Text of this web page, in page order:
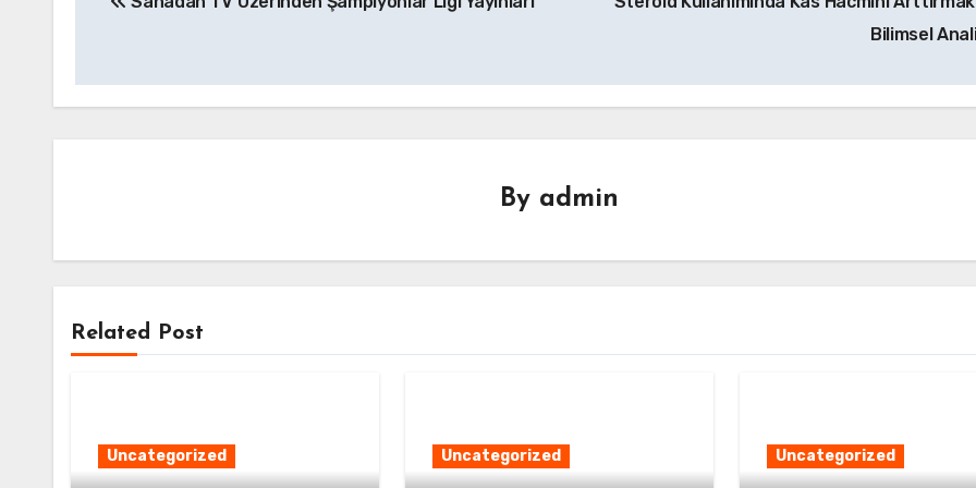
gezinmesi
Bilimsel
By admin
Related Post
Uncategorized Uncategorized Uncategorized